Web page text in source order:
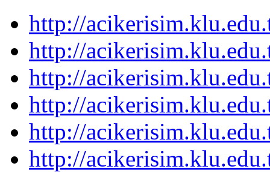
http://
http://
http://
http://
http://
http://